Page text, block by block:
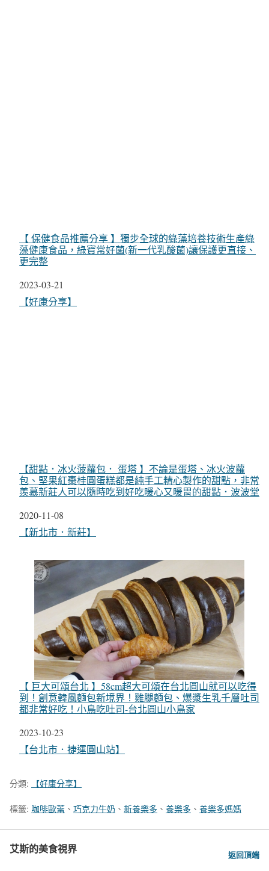
【 保健食品推薦分享 】獨步全球的綠藻培養技術生產綠
藻健康食品，綠寶常好菌(新一代乳酸菌)讓保護更直接、
更完整
日期
2023-03-21
關於
【好康分享】
【甜點．冰火菠蘿包． 蛋塔 】不論是蛋塔、冰火波蘿
包、堅果紅棗桂圓蛋糕都是純手工精心製作的甜點，非常
羨慕新莊人可以隨時吃到好吃暖心又暖胃的甜點．波波堂
日期
2020-11-08
關於
【新北市．新莊】
【 巨大可頌台北 】58cm超大可頌在台北圓山就可以吃得
到！創意韓風麵包新境界！雞腿麵包、爆漿生乳千層吐司
都非常好吃！小鳥吃吐司-台北圓山小鳥家
日期
2023-10-23
關於
【台北市．捷運圓山站】
分類: 【好康分享】
標籤: 咖啡歐蕾 、 巧克力牛奶 、 新養樂多 、 養樂多 、 養樂多媽媽
艾斯的美食視界 返回頂端